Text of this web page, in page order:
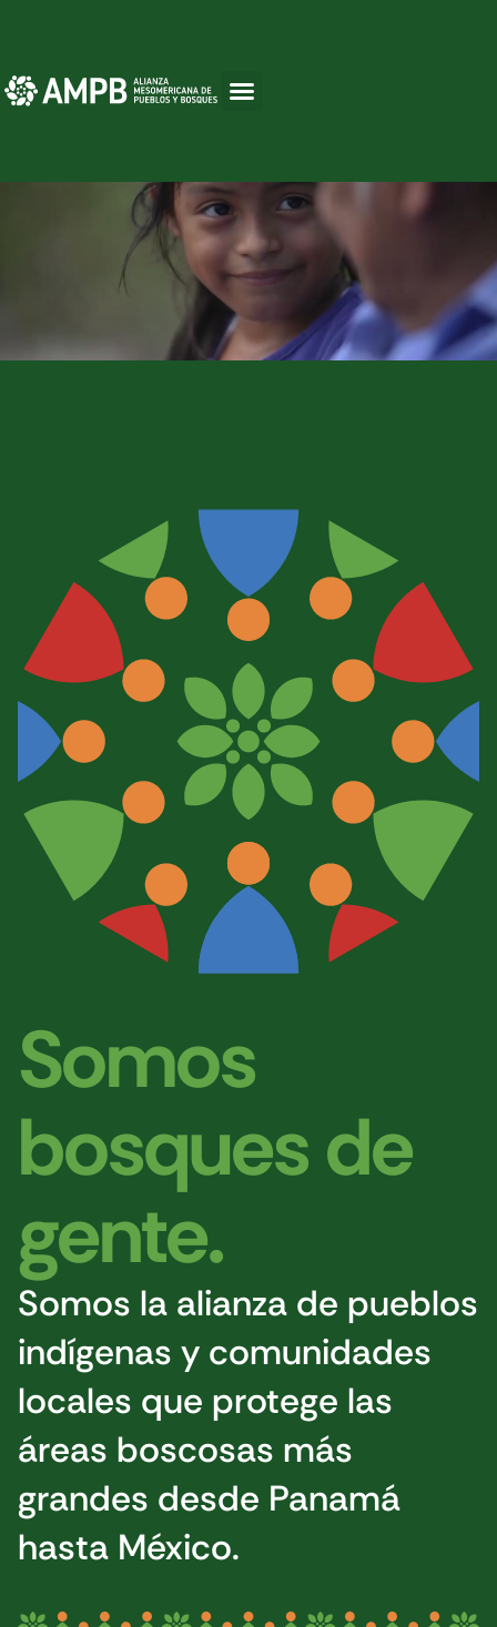
Somos
bosques de
gente.
Somos la alianza de pueblos
indígenas y comunidades
locales que protege las
áreas boscosas más
grandes desde Panamá
hasta México.